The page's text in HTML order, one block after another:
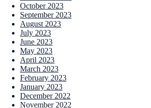
October 2023
September 2023
August 2023
July 2023
June 2023
May 2023
April 2023
March 2023
February 2023
January 2023
December 2022
November 2022